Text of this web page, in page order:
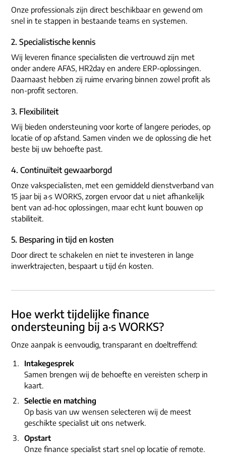
Onze professionals zijn direct beschikbaar en gewend om
snel in te stappen in bestaande teams en systemen.
2. Specialistische kennis
Wij leveren finance specialisten die vertrouwd zijn met
onder andere AFAS, HR2day en andere ERP-oplossingen.
Daarnaast hebben zij ruime ervaring binnen zowel profit als
non-profit sectoren.
3. Flexibiliteit
Wij bieden ondersteuning voor korte of langere periodes, op
locatie of op afstand. Samen vinden we de oplossing die het
beste bij uw behoefte past.
4. Continuïteit gewaarborgd
Onze vakspecialisten, met een gemiddeld dienstverband van
15 jaar bij a·s WORKS, zorgen ervoor dat u niet afhankelijk
bent van ad-hoc oplossingen, maar echt kunt bouwen op
stabiliteit.
5. Besparing in tijd en kosten
Door direct te schakelen en niet te investeren in lange
inwerktrajecten, bespaart u tijd én kosten.
Hoe werkt tijdelijke finance
ondersteuning bij a·s WORKS?
Onze aanpak is eenvoudig, transparant en doeltreffend:
Intakegesprek
Samen brengen wij de behoefte en vereisten scherp in
kaart.
Selectie en matching
Op basis van uw wensen selecteren wij de meest
geschikte specialist uit ons netwerk.
Opstart
Onze finance specialist start snel op locatie of remote.